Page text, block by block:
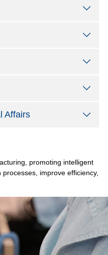
Affairs
promoting intelligent
improve efficiency,